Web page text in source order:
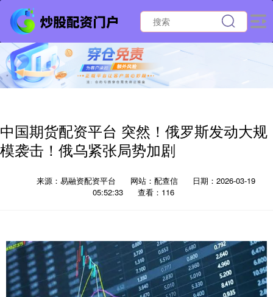
中国期货配资平台 突然！俄罗斯发动大规
模袭击！俄乌紧张局势加剧
来源：易融资配资平台 网站：配查信
日期：2026-03-19
05:52:33
查看：116